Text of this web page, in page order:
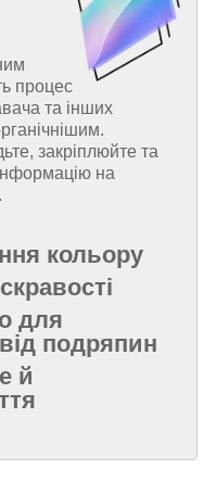
процес
та інших
закріплюйте та
на
кольору
для
подряпин
й